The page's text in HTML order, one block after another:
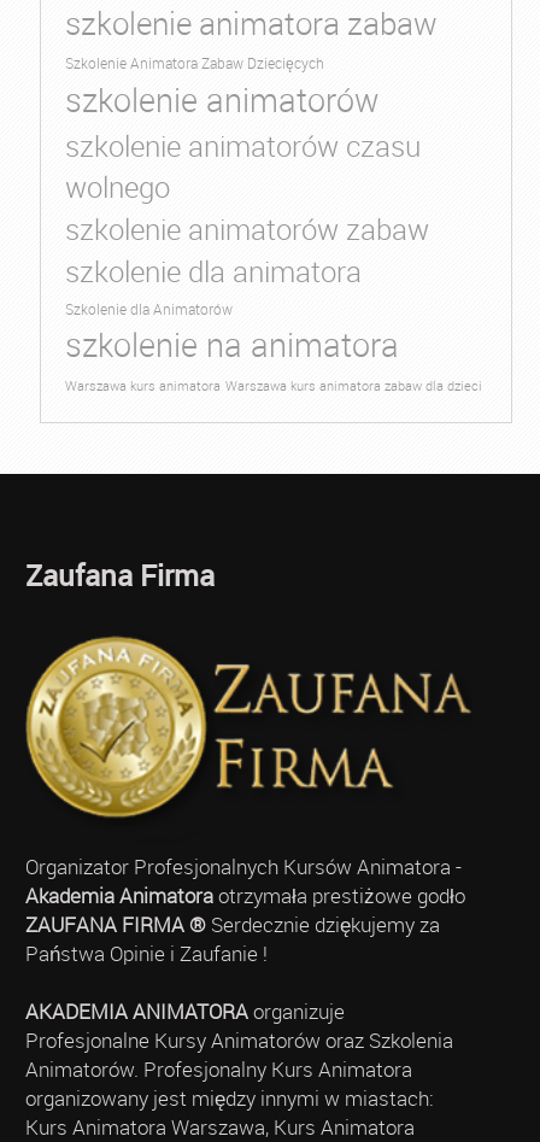
szkolenie animatora zabaw
Szkolenie Animatora Zabaw Dziecięcych
szkolenie animatorów
szkolenie animatorów czasu
wolnego
szkolenie animatorów zabaw
szkolenie dla animatora
Szkolenie dla Animatorów
szkolenie na animatora
Warszawa kurs animatora Warszawa kurs animatora zabaw dla dzieci
Zaufana Firma
Organizator Profesjonalnych Kursów Animatora -
Akademia Animatoraotrzymała prestiżowe godło
ZAUFANA FIRMA ®Serdecznie dziękujemy za
Państwa Opinie i Zaufanie !
AKADEMIA ANIMATORAorganizuje
Profesjonalne Kursy Animatorów oraz Szkolenia
Animatorów. Profesjonalny Kurs Animatora
organizowany jest między innymi w miastach:
Kurs Animatora Warszawa, Kurs Animatora